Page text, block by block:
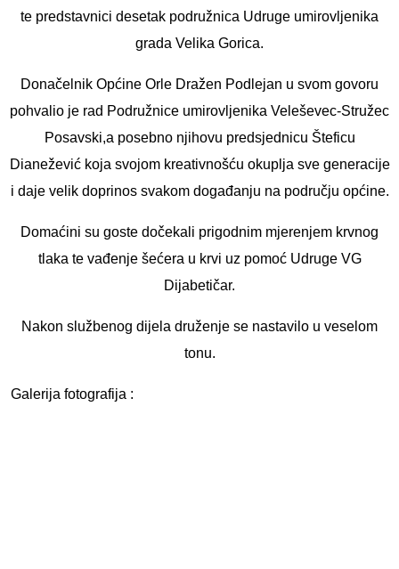
te predstavnici desetak podružnica Udruge umirovljenika
grada Velika Gorica.
Donačelnik Općine Orle Dražen Podlejan u svom govoru
pohvalio je rad Podružnice umirovljenika Veleševec-Stružec
Posavski,a posebno njihovu predsjednicu Šteficu
Dianežević koja svojom kreativnošću okuplja sve generacije
i daje velik doprinos svakom događanju na području općine.
Domaćini su goste dočekali prigodnim mjerenjem krvnog
tlaka te vađenje šećera u krvi uz pomoć Udruge VG
Dijabetičar.
Nakon službenog dijela druženje se nastavilo u veselom
tonu.
Galerija fotografija :